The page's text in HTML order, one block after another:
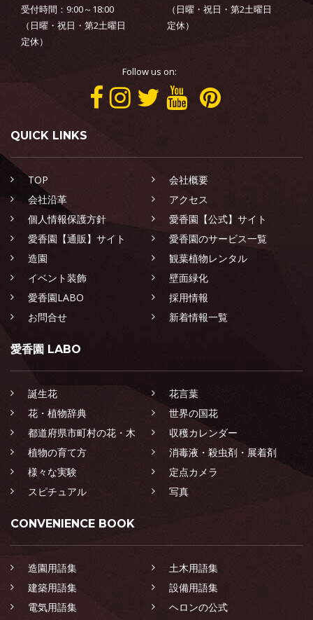
受付時間：9:00～18:00
（日曜・祝日・第2土曜日
定休）
（日曜・祝日・第2土曜日
定休）
Follow us on:
QUICK LINKS
TOP
会社概要
会社沿革
アクセス
個人情報保護方針
愛香園【公式】サイト
愛香園【通販】サイト
愛香園のサービス一覧
造園
観葉植物レンタル
イベント装飾
壁面緑化
愛香園LABO
採用情報
お問合せ
新着情報一覧
愛香園 LABO
誕生花
花言葉
花・植物辞典
世界の国花
都道府県市町村の花・木
収穫カレンダー
植物の育て方
消毒液・殺虫剤・展着剤
様々な実験
定点カメラ
スピチュアル
写真
CONVENIENCE BOOK
造園用語集
土木用語集
建築用語集
設備用語集
電気用語集
ヘロンの公式